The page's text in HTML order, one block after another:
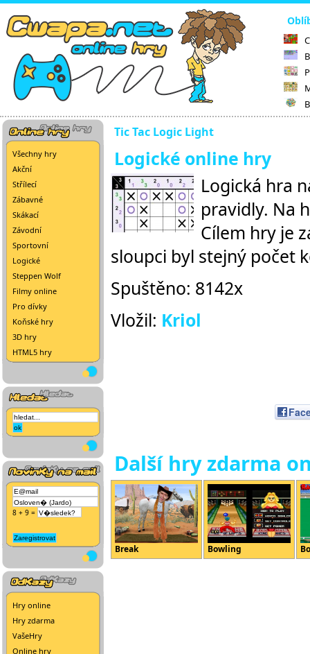
Všechny hry
Akční
Střílecí
Zábavné
Skákací
Závodní
Sportovní
Logické
Steppen Wolf
Filmy online
Pro dívky
Koňské hry
3D hry
HTML5 hry
8 + 9 =
Hry online
Hry zdarma
VašeHry
Online hry
Tic Tac Logic Light
Logické online hry
Logická hra
pravidly. Na
Cílem hry je
sloupci byl stejný počet
Spuštěno: 8142x
Vložil: Kriol
Další hry zdarma
Break Bowling